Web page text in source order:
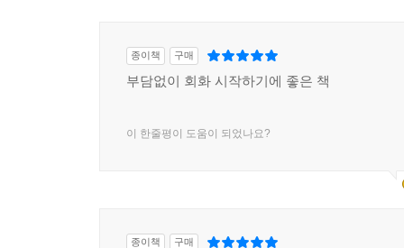
종이책 구매
부담없이 회화 시작하기에 좋은 책
이 한줄평이 도움이 되었나요?
종이책 구매